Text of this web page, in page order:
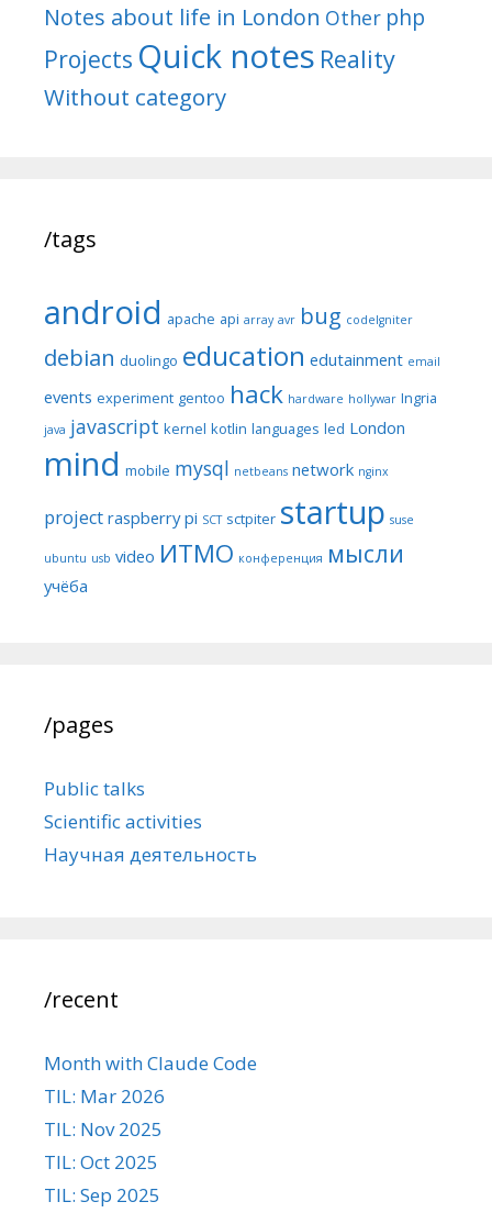
Notes about life in London Other php
Projects Quick notes Reality
Without category
/tags
android apache api array avr bug codeIgniter
debian duolingo education edutainment email
events experiment gentoo hack hardware hollywar Ingria
java javascript kernel kotlin languages led London
mind mobile mysql netbeans network nginx
project raspberry pi SCT sctpiter startup suse
ubuntu usb video ИТМО конференция мысли
учёба
/pages
Public talks
Scientific activities
Научная деятельность
/recent
Month with Claude Code
TIL: Mar 2026
TIL: Nov 2025
TIL: Oct 2025
TIL: Sep 2025